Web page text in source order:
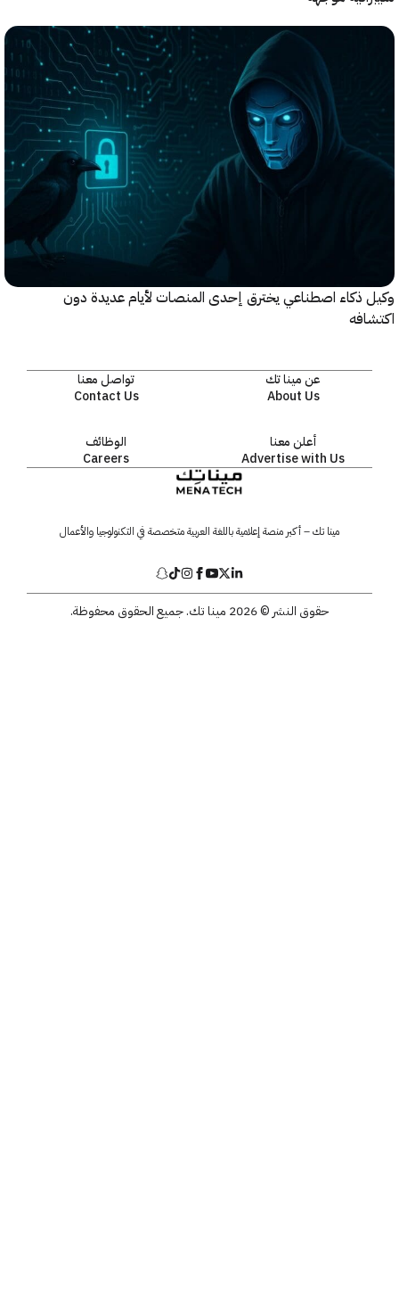
ذكاء اصطناعي يخترق إحدى المنصات لأيام عديدة دون
عن مينا تك
About Us
تواصل معنا
Contact Us
أعلن معنا
Advertise with Us
الوظائف
Careers
مينا تك – أكبر منصة إعلامية باللغة العربية متخصصة في التكنولوجيا والأعمال
حقوق النشر © 2026 مينا تك. جميع الحقوق محفوظة.